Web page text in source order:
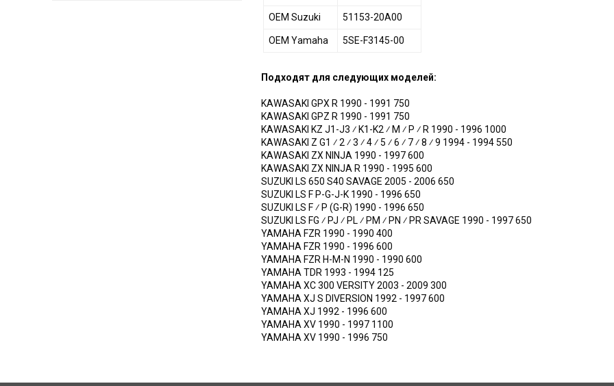
OEM Suzuki 51153-20A00
OEM Yamaha 5SE-F3145-00
Подходят для следующих моделей:
KAWASAKI GPX R 1990 - 1991 750
KAWASAKI GPZ R 1990 - 1991 750
KAWASAKI KZ J1-J3 ⁄ K1-K2 ⁄ M ⁄ P ⁄ R 1990 - 1996 1000
KAWASAKI Z G1 ⁄ 2 ⁄ 3 ⁄ 4 ⁄ 5 ⁄ 6 ⁄ 7 ⁄ 8 ⁄ 9 1994 - 1994550
KAWASAKI ZX NINJA 1990 - 1997600
KAWASAKI ZX NINJA R 1990 - 1995 600
SUZUKI LS 650 S40 SAVAGE 2005 - 2006 650
SUZUKI LS F P-G-J-K 1990 - 1996 650
SUZUKI LS F ⁄ P (G-R) 1990 - 1996 650
SUZUKI LS FG ⁄ PJ ⁄ PL ⁄ PM ⁄ PN ⁄ PR SAVAGE 1990 - 1997650
YAMAHA FZR 1990 - 1990 400
YAMAHA FZR 1990 - 1996 600
YAMAHA FZR H-M-N 1990 - 1990 600
YAMAHA TDR 1993 - 1994 125
YAMAHA XC 300 VERSITY2003 - 2009 300
YAMAHA XJ S DIVERSION 1992 - 1997600
YAMAHA XJ 1992 - 1996 600
YAMAHA XV 1990 - 1997 1100
YAMAHA XV 1990 - 1996 750